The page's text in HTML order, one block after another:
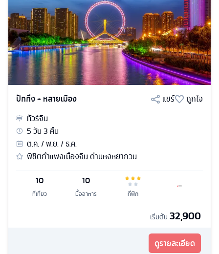
ปักกิ่ง + หลายเมือง แชร์
ถูกใจ
ทัวร์จีน
5วัน3 คืน
ต.ค. / พ.ย. / ธ.ค.
พิชิตกำแพงเมืองจีน ด่านหงหยากวน
10
ที่เที่ยว
10
มื้ออาหาร ที่พัก
เริ่มต้น 32,900
ดูรายละเอียด